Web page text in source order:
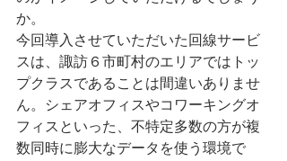
か。
今回導入させていただいた回線サービ
スは、諏訪６市町村のエリアではトッ
プクラスであることは間違いありませ
ん。シェアオフィスやコワーキングオ
フィスといった、不特定多数の方が複
数同時に膨大なデータを使う環境で